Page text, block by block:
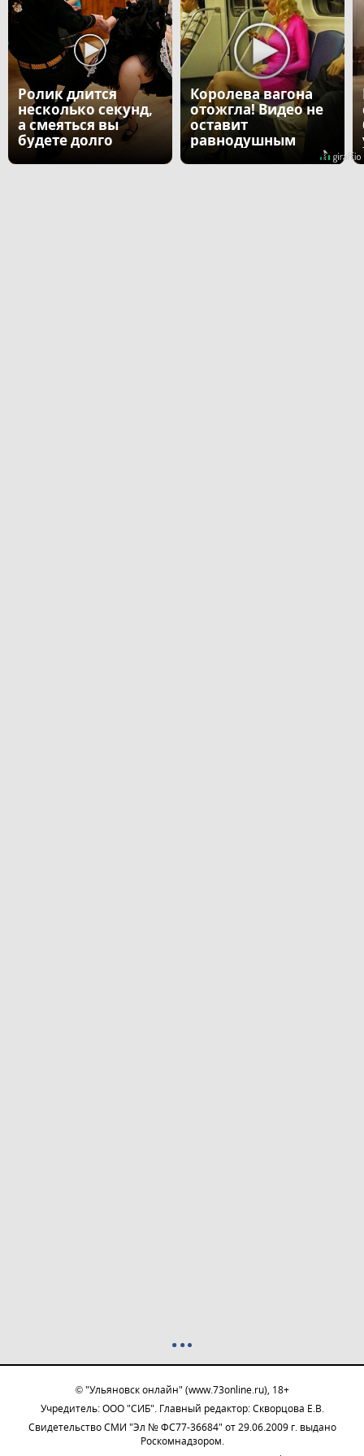
Ролик длится
несколько секунд,
а смеяться вы
будете долго
Королева вагона
отожгла! Видео не
оставит
равнодушным
© "Ульяновск онлайн" (www.73online.ru), 18+
Учредитель: ООО "СИБ". Главный редактор: Скворцова Е.В.
Свидетельство СМИ "Эл № ФС77-36684" от 29.06.2009 г. выдано
Роскомнадзором.